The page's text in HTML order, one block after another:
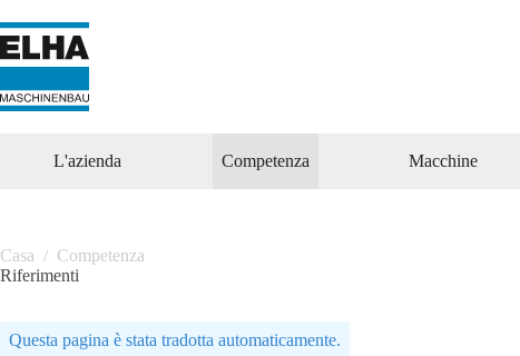
al
contenuto
L'azienda Competenza Macchine
Casa / Competenza
Riferimenti
Questa pagina è stata tradotta automaticamente.